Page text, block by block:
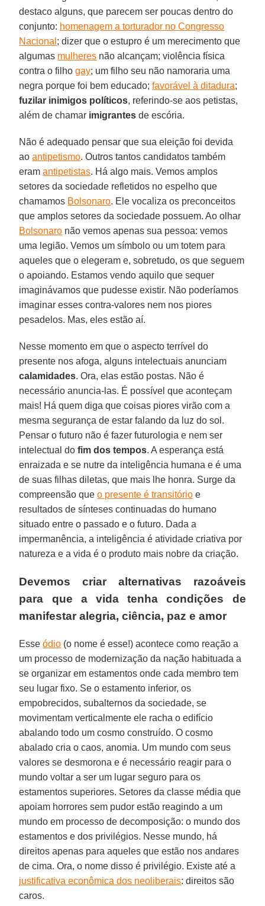
destaco alguns, que parecem ser poucas dentro do
conjunto: homenagem a torturador no Congresso
Nacional ; dizer que o estupro é um merecimento que
algumas mulheres não alcançam; violência física
contra o filhogay; um filho seu não namoraria uma
negra porque foi bem educado;favorável à ditadura;
fuzilar inimigos políticos, referindo-se aos petistas,
além de chamar imigrantes de escória.
Não é adequado pensar que sua eleição foi devida
aoantipetismo. Outros tantos candidatos também
eramantipetistas. Há algo mais. Vemos amplos
setores da sociedade refletidos no espelho que
chamamos Bolsonaro. Ele vocaliza os preconceitos
que amplos setores da sociedade possuem. Ao olhar
Bolsonaro não vemos apenas sua pessoa: vemos
uma legião. Vemos um símbolo ou um totem para
aqueles que o elegeram e, sobretudo, os que seguem
o apoiando. Estamos vendo aquilo que sequer
imaginávamos que pudesse existir. Não poderíamos
imaginar esses contra-valores nem nos piores
pesadelos. Mas, eles estão aí.
Nesse momento em que o aspecto terrível do
presente nos afoga, alguns intelectuais anunciam
calamidades. Ora, elas estão postas. Não é
necessário anuncia-las. É possível que aconteçam
mais! Há quem diga que coisas piores virão com a
mesma segurança de estar falando da luz do sol.
Pensar o futuro não é fazer futurologia e nem ser
intelectual dofim dos tempos. A esperança está
enraizada e se nutre da inteligência humana e é uma
de suas filhas diletas, que mais lhe honra. Surge da
compreensão queo presente é transitório e
resultados de sínteses continuadas do humano
situado entre o passado e o futuro. Dada a
impermanência, a inteligência é atividade criativa por
natureza e a vida é o produto mais nobre da criação.
Devemos criar alternativas razoáveis
para que a vida tenha condições de
manifestar alegria, ciência, paz e amor
Esseódio (o nome é esse!) acontece como reação a
um processo de modernização da nação habituada a
se organizar em estamentos onde cada membro tem
seu lugar fixo. Se o estamento inferior, os
empobrecidos, subalternos da sociedade, se
movimentam verticalmente ele racha o edifício
abalando todo um cosmo construído. O cosmo
abalado cria o caos, anomia. Um mundo com seus
valores se desmorona e é necessário reagir para o
mundo voltar a ser um lugar seguro para os
estamentos superiores. Setores da classe média que
apoiam horrores sem pudor estão reagindo a um
mundo em processo de decomposição: o mundo dos
estamentos e dos privilégios. Nesse mundo, há
direitos apenas para aqueles que estão nos andares
de cima. Ora, o nome disso é privilégio. Existe até a
justificativa econômica dos neoliberais: direitos são
caros.